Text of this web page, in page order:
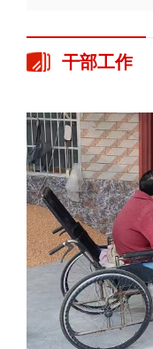
干部工作